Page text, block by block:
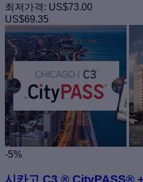
최저가격: US$73.00
US$69.35
-5%
시카고 C3 ® CityPASS®